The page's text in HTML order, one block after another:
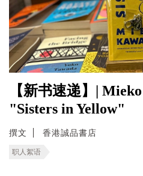
【新书速递】|
"Sisters in Yellow"
撰文 香港誠品書店
职人絮语